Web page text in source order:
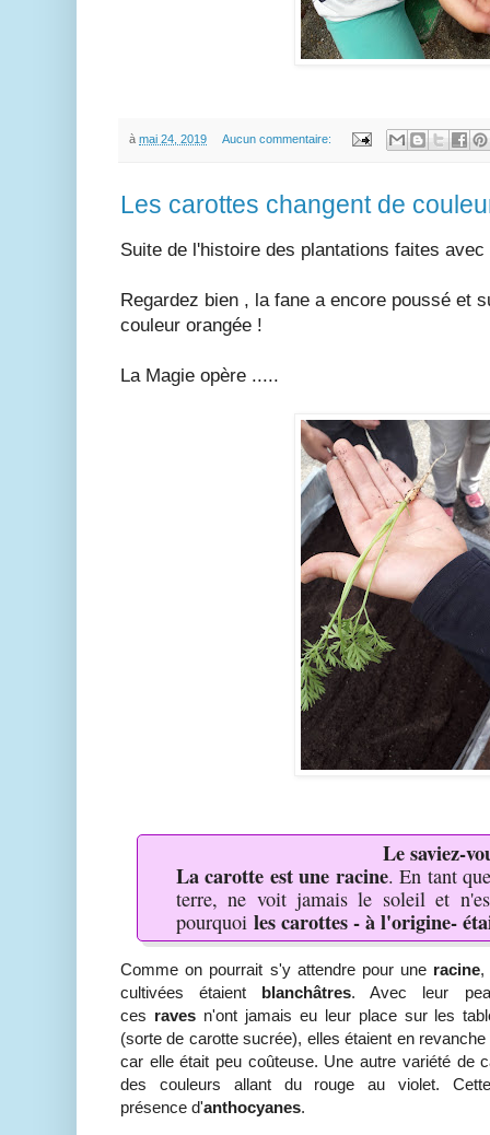
à mai 24, 2019 Aucun commentaire:
Les carottes changent de
Suite de l'histoire des plantations faites
Regardez bien , la fane a encore poussé et
couleur orangée !
La Magie opère .....
Le saviez-
La carotte est une racine. En tant
terre, ne voit jamais le soleil et
pourquoi les carottes - à l'origine-
Comme on pourrait s'y attendre pour une racine,
cultivées étaient blanchâtres. Avec leur
ces ravesn'ont jamais eu leur place sur les
(sorte de carotte sucrée), elles étaient en
car elle était peu coûteuse. Une autre variété de
des couleurs allant du rouge au violet.
présence d'anthocyanes.